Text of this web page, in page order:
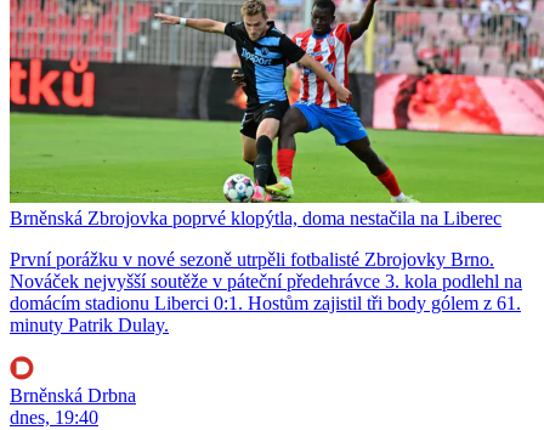
Brněnská Zbrojovka poprvé klopýtla, doma nestačila na Liberec
První porážku v nové sezoně utrpěli fotbalisté Zbrojovky Brno.
Nováček nejvyšší soutěže v páteční předehrávce 3. kola podlehl na
domácím stadionu Liberci 0:1. Hostům zajistil tři body gólem z 61.
minuty Patrik Dulay.
Brněnská Drbna
dnes, 19:40